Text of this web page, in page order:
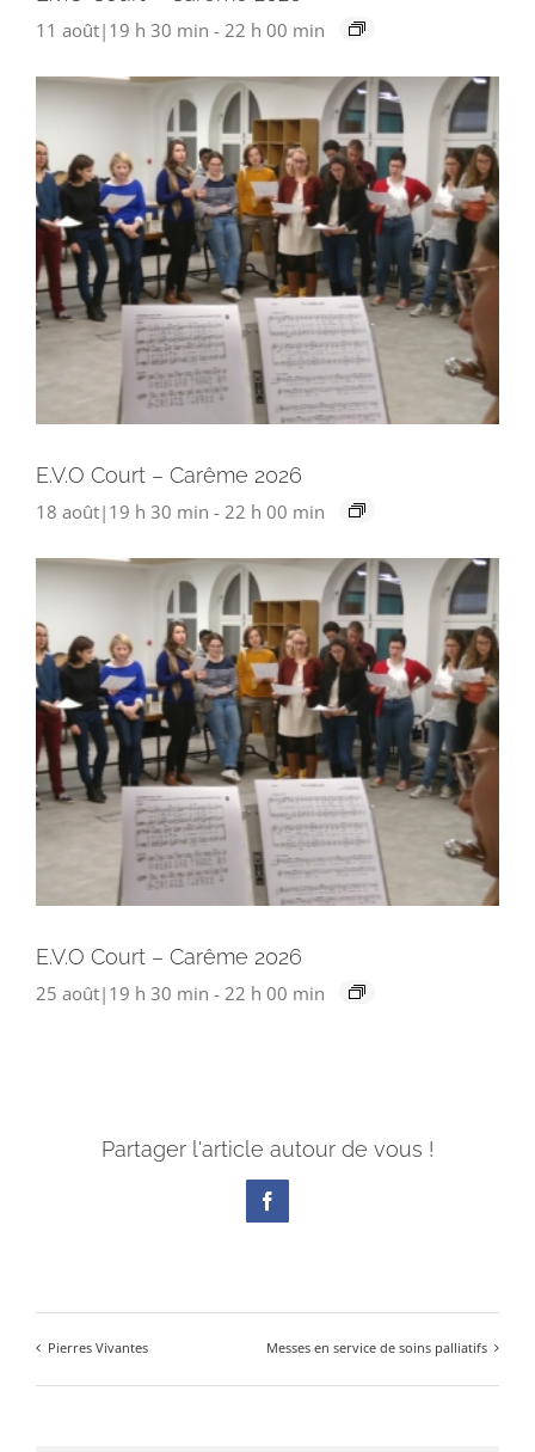
11 août|19 h 30 min - 22 h 00 min
E.V.O Court – Carême 2026
18 août|19 h 30 min - 22 h 00 min
E.V.O Court – Carême 2026
25 août|19 h 30 min - 22 h 00 min
Partager l'article autour de vous !
Facebook
Pierres Vivantes Messes en service de soins palliatifs